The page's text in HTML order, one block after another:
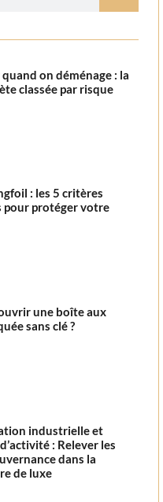
on déménage : la
classée par risque
: les 5 critères
pour protéger votre
une boîte aux
sans clé ?
industrielle et
: Relever les
dans la
de luxe